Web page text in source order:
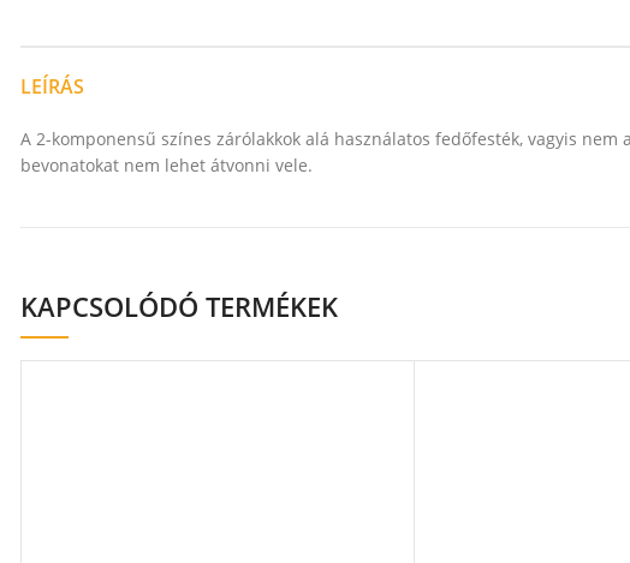
LEÍRÁS
A 2-komponensű színes zárólakkok alá használatos fedőfesték, vagyis
bevonatokat nem lehet átvonni vele.
KAPCSOLÓDÓ TERMÉKEK